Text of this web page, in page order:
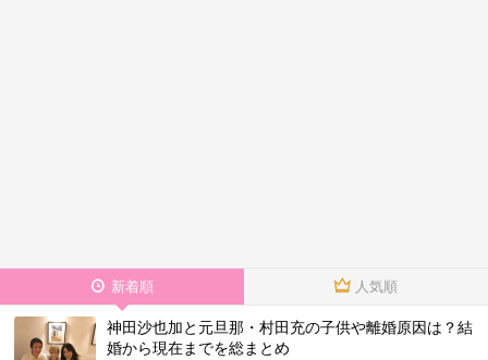
新着順 人気順
神田沙也加と元旦那・村田充の子供や離婚原因は？結
婚から現在までを総まとめ